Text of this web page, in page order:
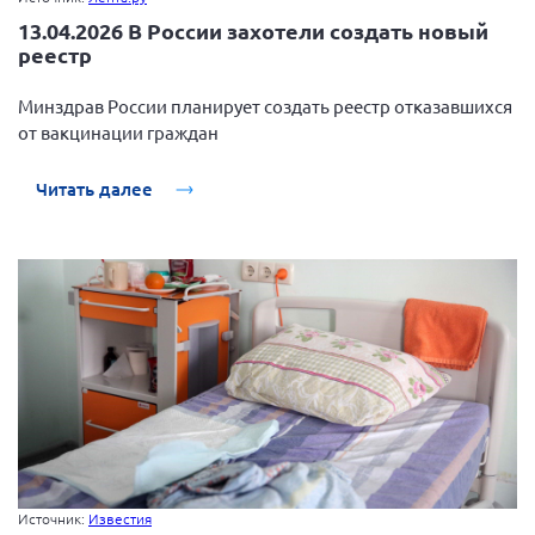
13.04.2026 В России захотели создать новый
реестр
Минздрав России планирует создать реестр отказавшихся
от вакцинации граждан
Читать далее
Источник: Известия